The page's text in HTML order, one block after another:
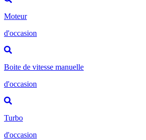
Moteur
d'occasion
Boite de vitesse manuelle
d'occasion
Turbo
d'occasion